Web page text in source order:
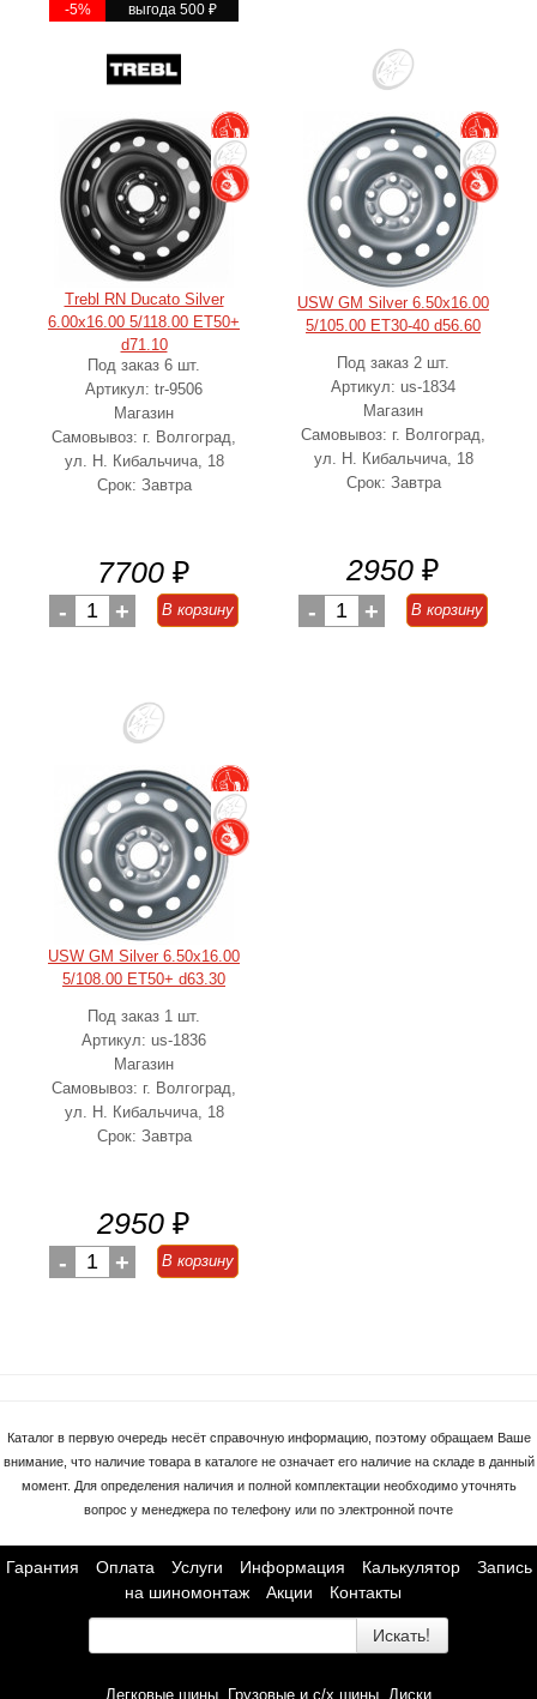
-5% выгода 500 ₽
Trebl RN Ducato Silver
6.00x16.00 5/118.00 ET50+
d71.10
Под заказ 6 шт.
Артикул: tr-9506
Магазин
Самовывоз: г. Волгоград,
ул. Н. Кибальчича, 18
Срок: Завтра
7700 ₽
- 1 + В корзину
USW GM Silver 6.50x16.00
5/105.00 ET30-40 d56.60
Под заказ 2 шт.
Артикул: us-1834
Магазин
Самовывоз: г. Волгоград,
ул. Н. Кибальчича, 18
Срок: Завтра
2950 ₽
- 1 + В корзину
USW GM Silver 6.50x16.00
5/108.00 ET50+ d63.30
Под заказ 1 шт.
Артикул: us-1836
Магазин
Самовывоз: г. Волгоград,
ул. Н. Кибальчича, 18
Срок: Завтра
2950 ₽
- 1 + В корзину
Каталог в первую очередь несёт справочную информацию, поэтому обращаем Ваше
внимание, что наличие товара в каталоге не означает его наличие на складе в данный
момент. Для определения наличия и полной комплектации необходимо уточнять
вопрос у менеджера по телефону или по электронной почте
Гарантия Оплата Услуги Информация Калькулятор
Запись
на шиномонтаж
Акции Контакты
Искать!
Легковые шины Грузовые и с/х шины Диски